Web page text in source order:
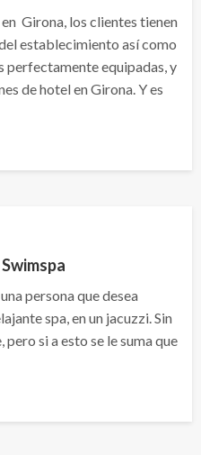
Girona, los clientes tienen
establecimiento así como
perfectamente equipadas, y
de hotel en Girona. Y es
persona que desea
spa, en un jacuzzi. Sin
si a esto se le suma que